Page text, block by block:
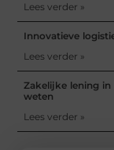
Lees verder »
Innovatieve
Lees verder »
Zakelijke lening
weten
Lees verder »